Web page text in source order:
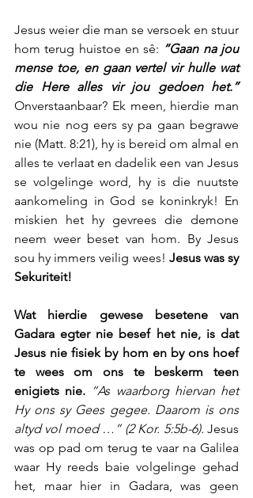
Jesus weier die man se versoek en stuur
hom terug huistoe en sê: “Gaan na jou
mense toe, en gaan vertel vir hulle wat
die Here alles vir jou gedoen het.”
Onverstaanbaar? Ek meen, hierdie man
wou nie nog eers sy pa gaan begrawe
nie (Matt. 8:21), hy is bereid om almal en
alles te verlaat en dadelik een van Jesus
se volgelinge word, hy is die nuutste
aankomeling in God se koninkryk! En
miskien het hy gevrees die demone
neem weer beset van hom. By Jesus
sou hy immers veilig wees! Jesus was sy
Sekuriteit!
Wat hierdie gewese besetene van
Gadara egter nie besef het nie, is dat
Jesus nie fisiek by hom en by ons hoef
te wees om ons te beskerm teen
enigiets nie. “As waarborg hiervan het
Hy ons sy Gees gegee. Daarom is ons
altyd vol moed …” (2 Kor. 5:5b-6). Jesus
was op pad om terug te vaar na Galilea
waar Hy reeds baie volgelinge gehad
het, maar hier in Gadara, was geen